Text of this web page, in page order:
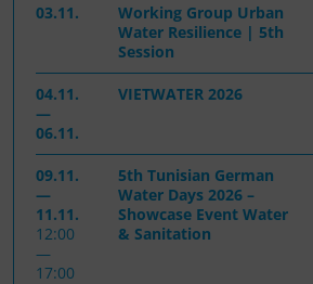
03.11.
Working Group Urban
Water Resilience | 5th
Session
04.11.
—
06.11.
VIETWATER 2026
09.11.
—
11.11.
12:00
—
17:00
5th Tunisian German
Water Days 2026 –
Showcase Event Water
& Sanitation